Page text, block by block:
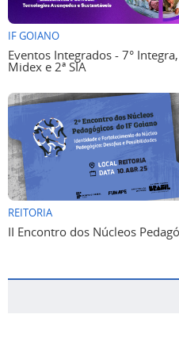
IF GOIANO
Eventos Integrados - 7°
Midex e 2ª SIA
REITORIA
II Encontro dos Núcleos